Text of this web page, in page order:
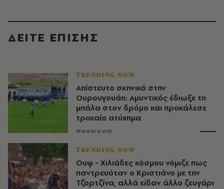
ΔΕΙΤΕ ΕΠΙΣΗΣ
TRENDING NOW
Απίστευτο σκηνικό στην
Ουρουγουάη: Αμυντικός έδιωξε τη
μπάλα στον δρόμο και προκάλεσε
τροχαίο ατύχημα
Newsroom
TRENDING NOW
Ουψ - Χιλιάδες κόσμου νόμιζε πως
παντρευόταν ο Κριστιάνο με την
Τζορτζίνα, αλλά είδαν άλλο ζευγάρι